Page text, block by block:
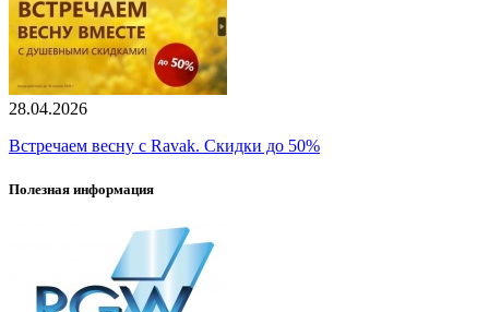
28.04.2026
Встречаем весну с Ravak. Скидки до 50%
Полезная информация